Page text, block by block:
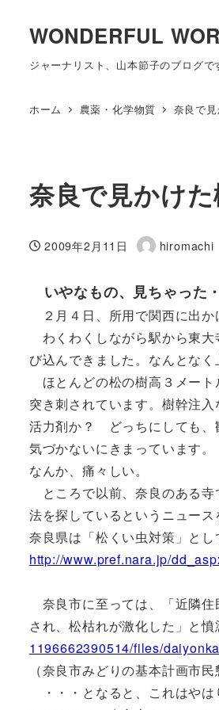
WONDERFUL
ジャーナリスト、山本節子のブログで
ホーム 農薬・化学物質 奈良で
奈良で見かけ
投稿日
2009年2月11日
著
hiromachi
いやなもの、見ちゃった
２月４日、所用で関西に出か
わくわくしながら駅から東
び込んできました。なんとなく
ほとんどの松の樹高３メー
突き刺されています。樹幹注
活力剤か？ どっちにしても、
気づかないにきまっています。
なんか、痛々しい。
ところで以前、奈良のある
法を探しているというニュース
奈良県は「松くい虫対策」とし
http://www.pref.nara.jp/
奈良市に至っては、「近隣
され、松枯れが激化した」と
1196662390514/files/
（奈良市みどりの基本計画市民
・・・となると、これはや